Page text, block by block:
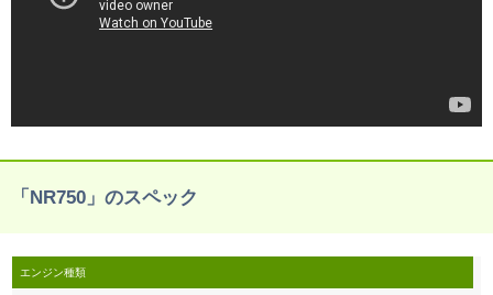
「NR750」のスペック
エンジン種類